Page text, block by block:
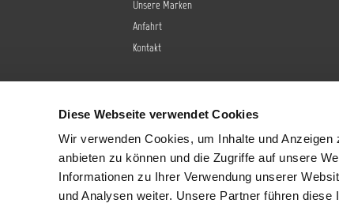
Diese Webseite verwendet Cookies
Wir verwenden Cookies, um Inhalte und
anbieten zu können und die Zugriffe auf unsere
Informationen zu Ihrer Verwendung unserer
und Analysen weiter. Unsere Partner führen
Unsere Marken
Anfahrt
Kontakt